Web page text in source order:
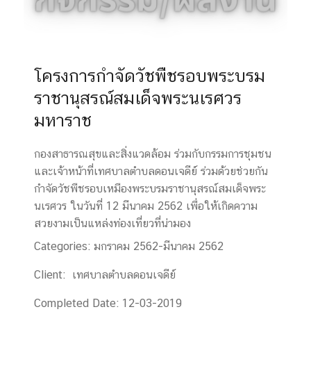
โครงการกำจัดวัชพืชรอบพระบรม
ราชานุสรณ์สมเด็จพระนเรศวร
มหาราช
กองสาธารณสุขและสิ่งแวดล้อม ร่วมกับกรรมการชุมชน
และเจ้าหน้าที่เทศบาลตำบลดอนเจดีย์ ร่วมด้วยช่วยกัน
กำจัดวัชพืชรอบเหมืองพระบรมราชานุสรณ์สมเด็จพระ
นเรศวร ในวันที่ 12 มีนาคม 2562 เพื่อให้เกิดความ
สวยงามเป็นแหล่งท่องเที่ยวที่น่ามอง
Categories: มกราคม 2562-มีนาคม 2562
Client: เทศบาลตำบลดอนเจดีย์
Completed Date: 12-03-2019